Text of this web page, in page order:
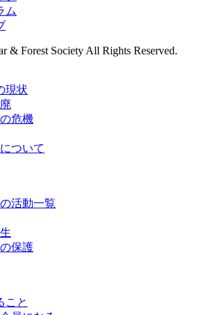
& Forest Society All Rights Reserved.
現状
危機
ついて
活動一覧
保護
こと